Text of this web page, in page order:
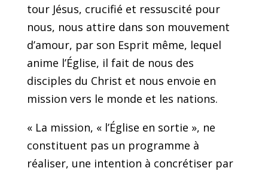
tour Jésus, crucifié et ressuscité pour
nous, nous attire dans son mouvement
d’amour, par son Esprit même, lequel
anime l’Église, il fait de nous des
disciples du Christ et nous envoie en
mission vers le monde et les nations.
« La mission, « l’Église en sortie », ne
constituent pas un programme à
réaliser, une intention à concrétiser par